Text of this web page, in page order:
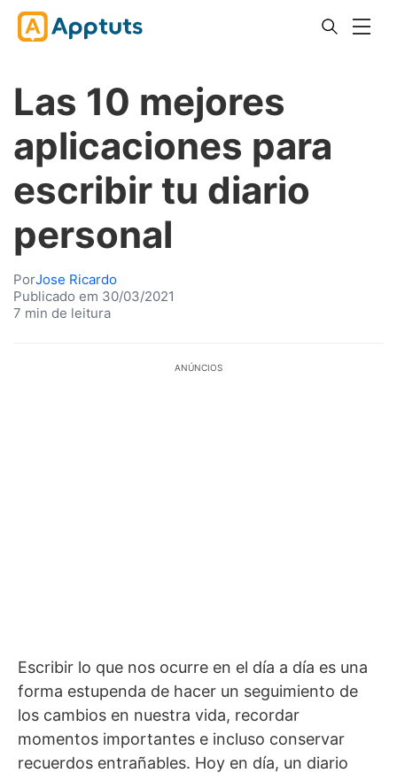
Las 10 mejores
aplicaciones para
escribir tu diario
personal
PorJose Ricardo
Publicado em 30/03/2021
7 min de leitura
ANÚNCIOS
Escribir lo que nos ocurre en el día a día es una
forma estupenda de hacer un seguimiento de
los cambios en nuestra vida, recordar
momentos importantes e incluso conservar
recuerdos entrañables. Hoy en día, un diario